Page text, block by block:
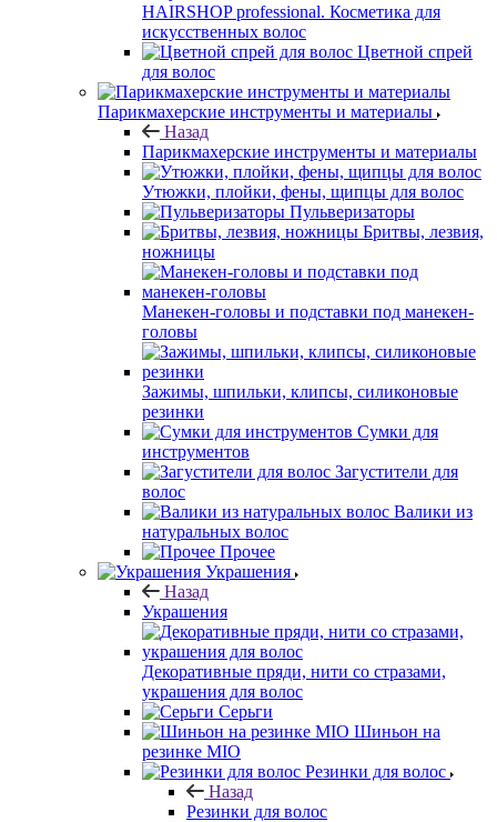
HAIRSHOP professional. Косметика для
искусственных волос
Цветной спрей
для волос
Парикмахерские инструменты и материалы
Назад
Парикмахерские инструменты и материалы
Утюжки, плойки, фены, щипцы для волос
Пульверизаторы
Бритвы, лезвия,
ножницы
Манекен-головы и подставки под манекен-
головы
Зажимы, шпильки, клипсы, силиконовые
резинки
Сумки для
инструментов
Загустители для
волос
Валики из
натуральных волос
Прочее
Украшения
Назад
Украшения
Декоративные пряди, нити со стразами,
украшения для волос
Серьги
Шиньон на
резинке MIO
Резинки для волос
Назад
Резинки для волос